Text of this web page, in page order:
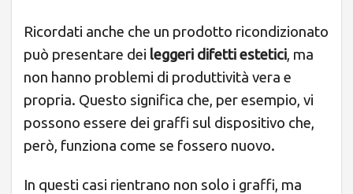
Ricordati anche che un prodotto ricondizionato
può presentare dei leggeri difetti estetici, ma
non hanno problemi di produttività vera e
propria. Questo significa che, per esempio, vi
possono essere dei graffi sul dispositivo che,
però, funziona come se fossero nuovo.
In questi casi rientrano non solo i graffi, ma